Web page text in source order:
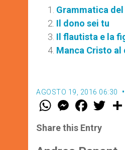
Grammatica
Il dono sei tu
Il flautista e la
Manca Cristo al
AGOSTO 19, 2016 06:30
W
t
s
M
e
s
e
F
a
e
b
w
Share this Entry